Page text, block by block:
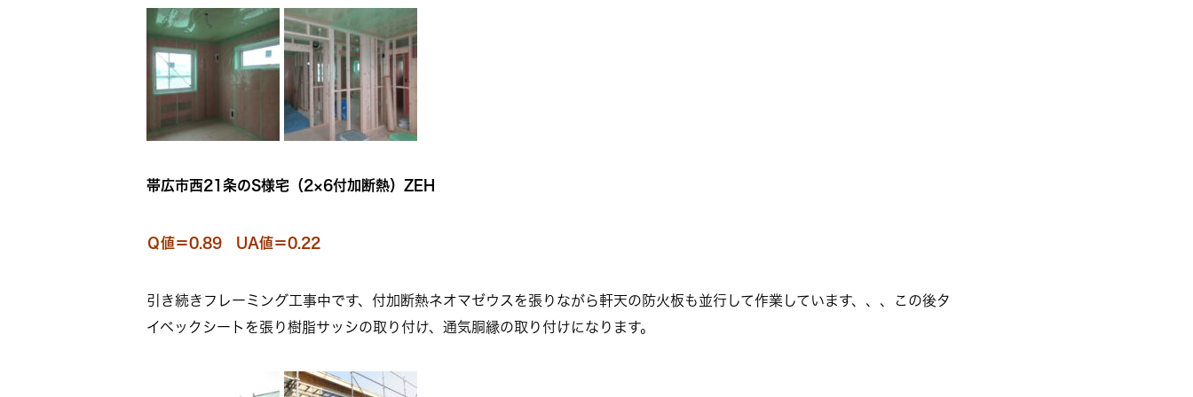
帯広市西21条のS様宅（2×6付加断熱）ZEH
Ｑ値＝0.89 UA値＝0.22
引き続きフレーミング工事中です、付加断熱ネオマゼウスを張りながら軒天の防火板も並行して作業しています、、、この後タ
イベックシートを張り樹脂サッシの取り付け、通気胴縁の取り付けになります。